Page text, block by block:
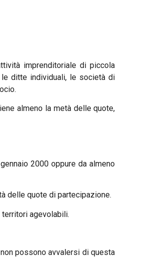
imprenditoriale di piccola
ditte individuali, le società di
almeno la metà delle quote,
2000 oppure da almeno
delle quote di partecipazione.
agevolabili.
possono avvalersi di questa